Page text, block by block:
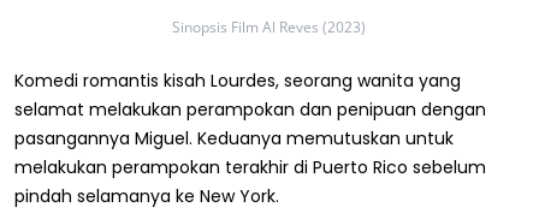
Sinopsis Film Al Reves (2023)
Komedi romantis kisah Lourdes, seorang wanita yang
selamat melakukan perampokan dan penipuan dengan
pasangannya Miguel. Keduanya memutuskan untuk
melakukan perampokan terakhir di Puerto Rico sebelum
pindah selamanya ke New York.